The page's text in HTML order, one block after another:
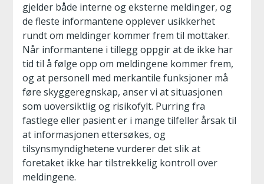
gjelder både interne og eksterne meldinger, og
de fleste informantene opplever usikkerhet
rundt om meldinger kommer frem til mottaker.
Når informantene i tillegg oppgir at de ikke har
tid til å følge opp om meldingene kommer frem,
og at personell med merkantile funksjoner må
føre skyggeregnskap, anser vi at situasjonen
som uoversiktlig og risikofylt. Purring fra
fastlege eller pasient er i mange tilfeller årsak til
at informasjonen ettersøkes, og
tilsynsmyndighetene vurderer det slik at
foretaket ikke har tilstrekkelig kontroll over
meldingene.